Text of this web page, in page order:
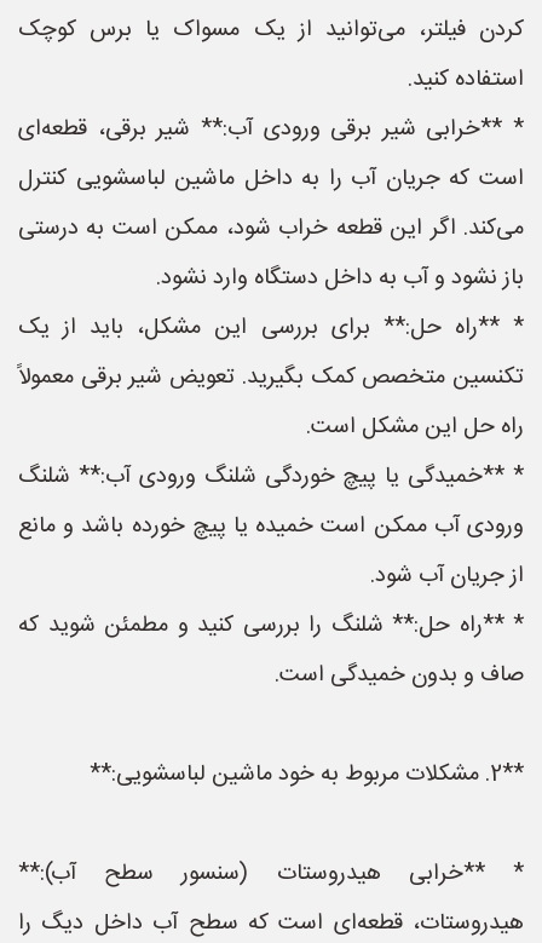
کردن فیلتر، می‌توانید از یک مسواک یا برس کوچک
استفاده کنید.
* **خرابی شیر برقی ورودی آب:** شیر برقی، قطعه‌ای
است که جریان آب را به داخل ماشین لباسشویی کنترل
می‌کند. اگر این قطعه خراب شود، ممکن است به درستی
باز نشود و آب به داخل دستگاه وارد نشود.
* **راه حل:** برای بررسی این مشکل، باید از یک
تکنسین متخصص کمک بگیرید. تعویض شیر برقی معمولاً
راه حل این مشکل است.
* **خمیدگی یا پیچ خوردگی شلنگ ورودی آب:** شلنگ
ورودی آب ممکن است خمیده یا پیچ خورده باشد و مانع
از جریان آب شود.
* **راه حل:** شلنگ را بررسی کنید و مطمئن شوید که
صاف و بدون خمیدگی است.
**2. مشکلات مربوط به خود ماشین لباسشویی:**
* **خرابی هیدروستات (سنسور سطح آب):**
هیدروستات، قطعه‌ای است که سطح آب داخل دیگ را